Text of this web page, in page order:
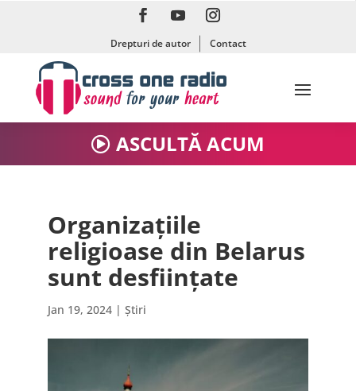
Drepturi de autor Contact
ASCULTĂ ACUM
Organizațiile
religioase din Belarus
sunt desființate
Jan 19, 2024| Știri